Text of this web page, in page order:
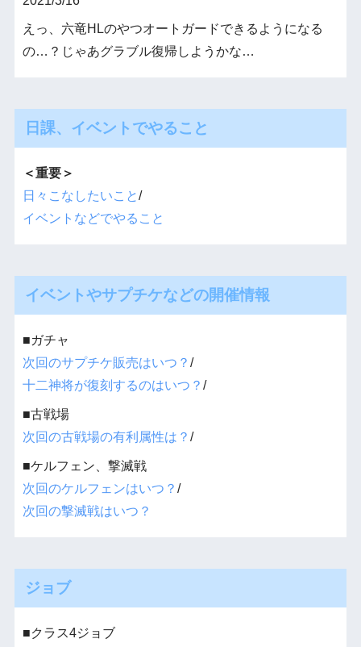
えっ、六竜HLのやつオートガードできるようになる
の…？じゃあグラブル復帰しようかな…
日課、イベントでやること
＜重要＞
日々こなしたいこと/
イベントなどでやること
イベントやサプチケなどの開催情報
■ガチャ
次回のサプチケ販売はいつ？ /
十二神将が復刻するのはいつ？ /
■古戦場
次回の古戦場の有利属性は？ /
■ケルフェン、撃滅戦
次回のケルフェンはいつ？ /
次回の撃滅戦はいつ？
ジョブ
■クラス4ジョブ